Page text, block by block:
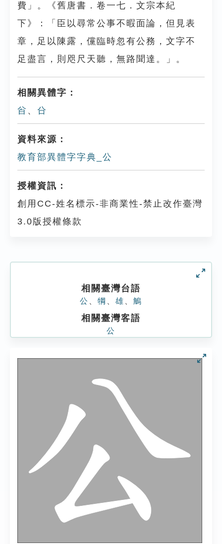
費」。《舊唐書．卷一七．文宗本紀
下》：「臣以尋常公事不暇面論，但見表
章，足以陳露，儻臨時忽有公務，文字不
足盡言，則咫尺天聽，無路聞達。」。
相關異體字：
㒶 、 㕣
資料來源：
教育部異體字字典_公
授權資訊：
創用CC-姓名標示-非商業性-禁止改作臺灣
3.0版授權條款
相關臺灣台語
公 犅 雄 鵤
相關臺灣客語
公